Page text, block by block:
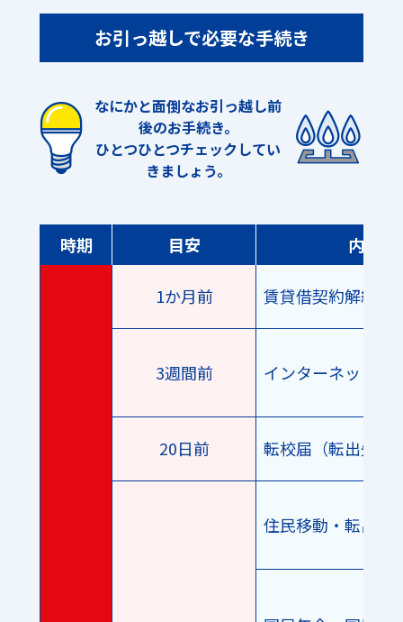
お引っ越しで必要な手続き
なにかと面倒なお引っ越し前
後のお手続き。
ひとつひとつチェックしてい
きましょう。
時期 目安 内容
1か月前 賃貸借契約解約手
3週間前 インターネットの
20日前 転校届（転出先）
住民移動・転出届